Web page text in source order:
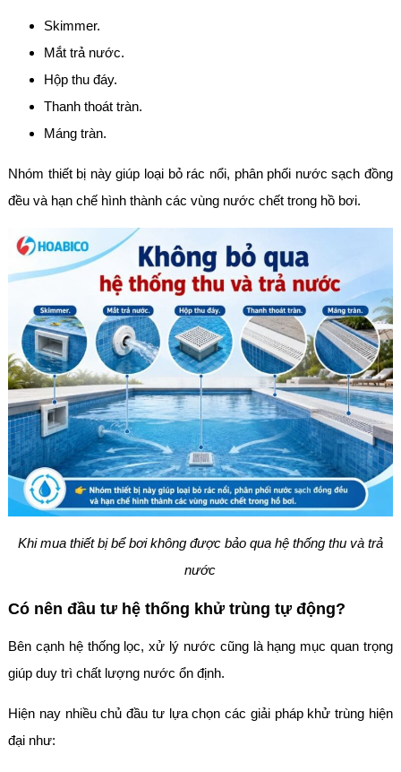
Skimmer.
Mắt trả nước.
Hộp thu đáy.
Thanh thoát tràn.
Máng tràn.
Nhóm thiết bị này giúp loại bỏ rác nổi, phân phối nước sạch đồng
đều và hạn chế hình thành các vùng nước chết trong hồ bơi.
Khi mua thiết bị bể bơi không được bảo qua hệ thống thu và trả
nước
Có nên đầu tư hệ thống khử trùng tự động?
Bên cạnh hệ thống lọc, xử lý nước cũng là hạng mục quan trọng
giúp duy trì chất lượng nước ổn định.
Hiện nay nhiều chủ đầu tư lựa chọn các giải pháp khử trùng hiện
đại như: